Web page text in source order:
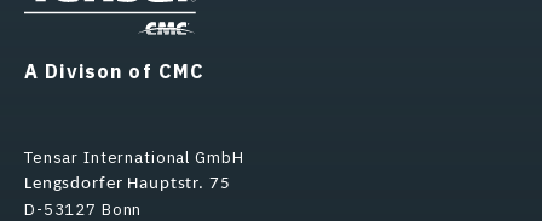
A Divison of CMC
Tensar International GmbH
Lengsdorfer Hauptstr. 75
D-53127 Bonn